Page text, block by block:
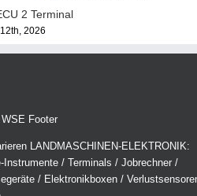
2 Terminal
2026
LANDMASCHINEN-ELEKTRONIK:
Instrumente / Terminals / Jobrechner /
/ Elektronikboxen /